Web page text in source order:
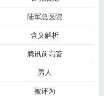
陆军总医院
含义解析
腾讯前高管
男人
被评为